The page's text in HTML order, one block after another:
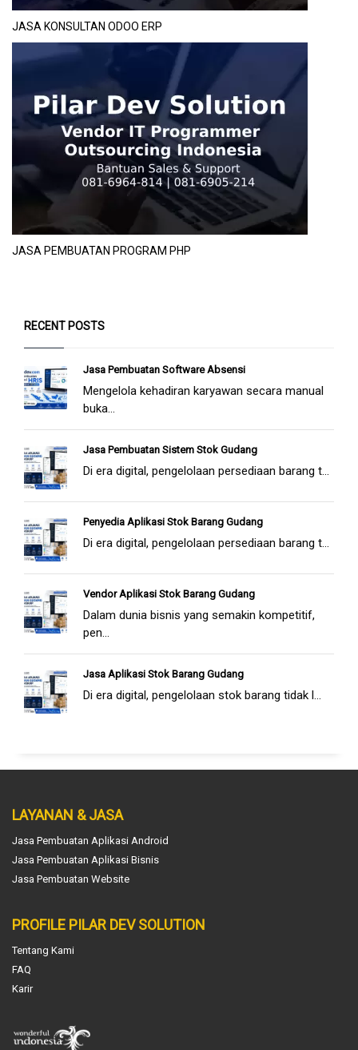
JASA KONSULTAN ODOO ERP
JASA PEMBUATAN PROGRAM PHP
RECENT POSTS
Jasa Pembuatan Software Absensi
Mengelola kehadiran karyawan secara manual
buka...
Jasa Pembuatan Sistem Stok Gudang
Di era digital, pengelolaan persediaan barang t...
Penyedia Aplikasi Stok Barang Gudang
Di era digital, pengelolaan persediaan barang t...
Vendor Aplikasi Stok Barang Gudang
Dalam dunia bisnis yang semakin kompetitif,
pen...
Jasa Aplikasi Stok Barang Gudang
Di era digital, pengelolaan stok barang tidak l...
LAYANAN & JASA
Jasa Pembuatan Aplikasi Android
Jasa Pembuatan Aplikasi Bisnis
Jasa Pembuatan Website
PROFILE PILAR DEV SOLUTION
Tentang Kami
FAQ
Karir